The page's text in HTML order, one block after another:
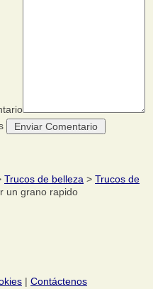
Trucos de belleza > Trucos de
un grano rapido
| Contáctenos